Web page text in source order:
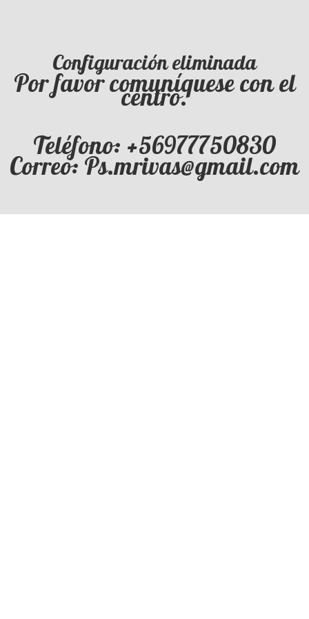
Configuración eliminada
Por favor comuníquese con el
centro.
Teléfono: +56977750830
Correo: Ps.mrivas@gmail.com